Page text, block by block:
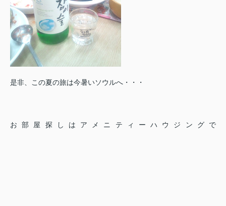
是非、この夏の旅は今暑いソウルへ・・・
お部屋探しはアメニティーハウジングで